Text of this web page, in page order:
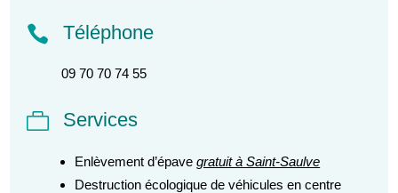
 Téléphone
09 70 70 74 55
 Services
Enlèvement d’épavegratuit à Saint-Saulve
Destruction écologique de véhicules en centre